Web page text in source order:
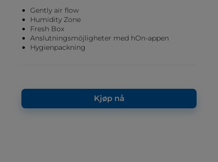
Gently air flow
Humidity Zone
Fresh Box
Anslutningsmöjligheter med hOn-appen
Hygienpackning
Kjøp nå